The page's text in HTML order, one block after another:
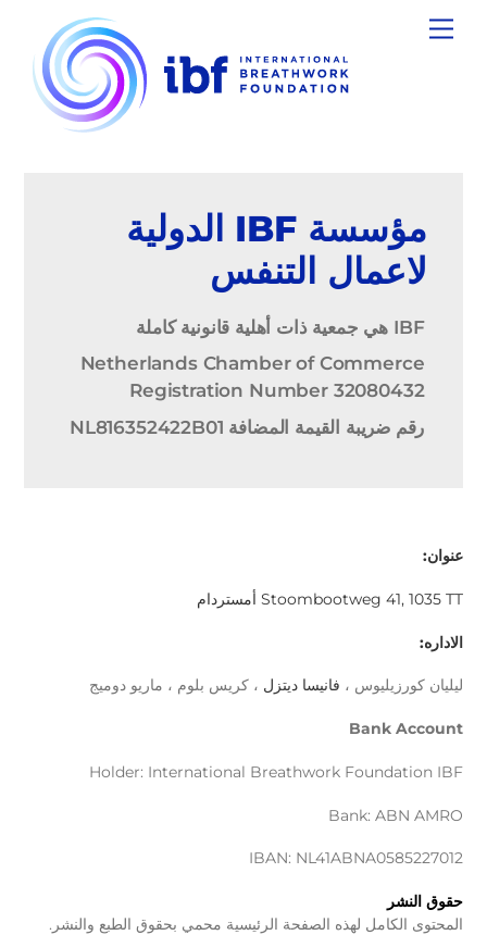
Menu
مؤسسة IBF الدولية
لاعمال التنفس
IBF هي جمعية ذات أهلية قانونية كاملة
Netherlands Chamber of Commerce
Registration Number 32080432
رقم ضريبة القيمة المضافة NL816352422B01
عنوان:
Stoombootweg 41, 1035 TT أمستردام
الاداره:
ليليان كورزيليوس ، فانيسا ديتزل ، كريس بلوم ، ماريو دوميج
Bank Account
Holder: International Breathwork Foundation IBF
Bank: ABN AMRO
IBAN: NL41ABNA0585227012
حقوق النشر
المحتوى الكامل لهذه الصفحة الرئيسية محمي بحقوق الطبع والنشر.